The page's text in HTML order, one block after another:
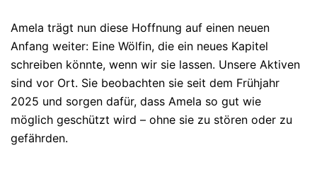
Amela trägt nun diese Hoffnung auf einen neuen
Anfang weiter: Eine Wölfin, die ein neues Kapitel
schreiben könnte, wenn wir sie lassen. Unsere Aktiven
sind vor Ort. Sie beobachten sie seit dem Frühjahr
2025 und sorgen dafür, dass Amela so gut wie
möglich geschützt wird – ohne sie zu stören oder zu
gefährden.